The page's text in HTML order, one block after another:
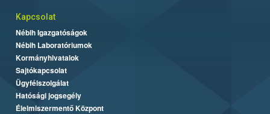
Kapcsolat
Nébih Igazgatóságok
Nébih Laboratóriumok
Kormányhivatalok
Sajtókapcsolat
Ügyfélszolgálat
Hatósági jogsegély
Élelmiszermentő Központ